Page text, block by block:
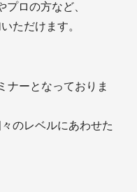
ロの方など、
ただけます。
ナーとなっておりま
のレベルにあわせた